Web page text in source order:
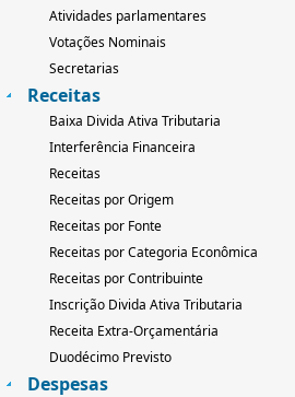
Atividades parlamentares
Votações Nominais
Secretarias
Receitas
Baixa Divida Ativa Tributaria
Interferência Financeira
Receitas
Receitas por Origem
Receitas por Fonte
Receitas por Categoria Econômica
Receitas por Contribuinte
Inscrição Divida Ativa Tributaria
Receita Extra-Orçamentária
Duodécimo Previsto
Despesas